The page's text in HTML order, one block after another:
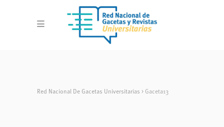
Red Nacional De Gacetas Universitarias > Gaceta13